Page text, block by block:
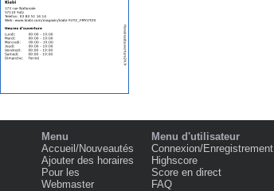
Menu
Accueil/Nouveautés
Ajouter des horaires
Pour les
Webmaster
Menu d'utilisateur
Connexion/Enregistrement
Highscore
Score en direct
FAQ